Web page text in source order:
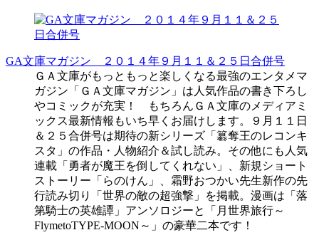
GA文庫マガジン ２０１４年９月１１＆２５日合併号
ＧＡ文庫がもっともっと楽しくなる最強のエンタメマ
ガジン「ＧＡ文庫マガジン」は人気作品の書き下ろし
やコミックが充実！ もちろんＧＡ文庫のメディアミ
ックス最新情報もいち早くお届けします。９月１１日
＆２５合併号は期待の新シリーズ「簒奪王のレコンキ
スタ」の作品・人物紹介＆試し読み。その他にも人気
連載「勇者が魔王を倒してくれない」、新規ショート
ストーリー「らのけん」、霜野おつかい先生新作の先
行読み切り「世界の敵の超強撃」を掲載。漫画は「落
第騎士の英雄譚」アンソロジーと「月世界旅行～
FlymetoTYPE-MOON～」の豪華二本です！